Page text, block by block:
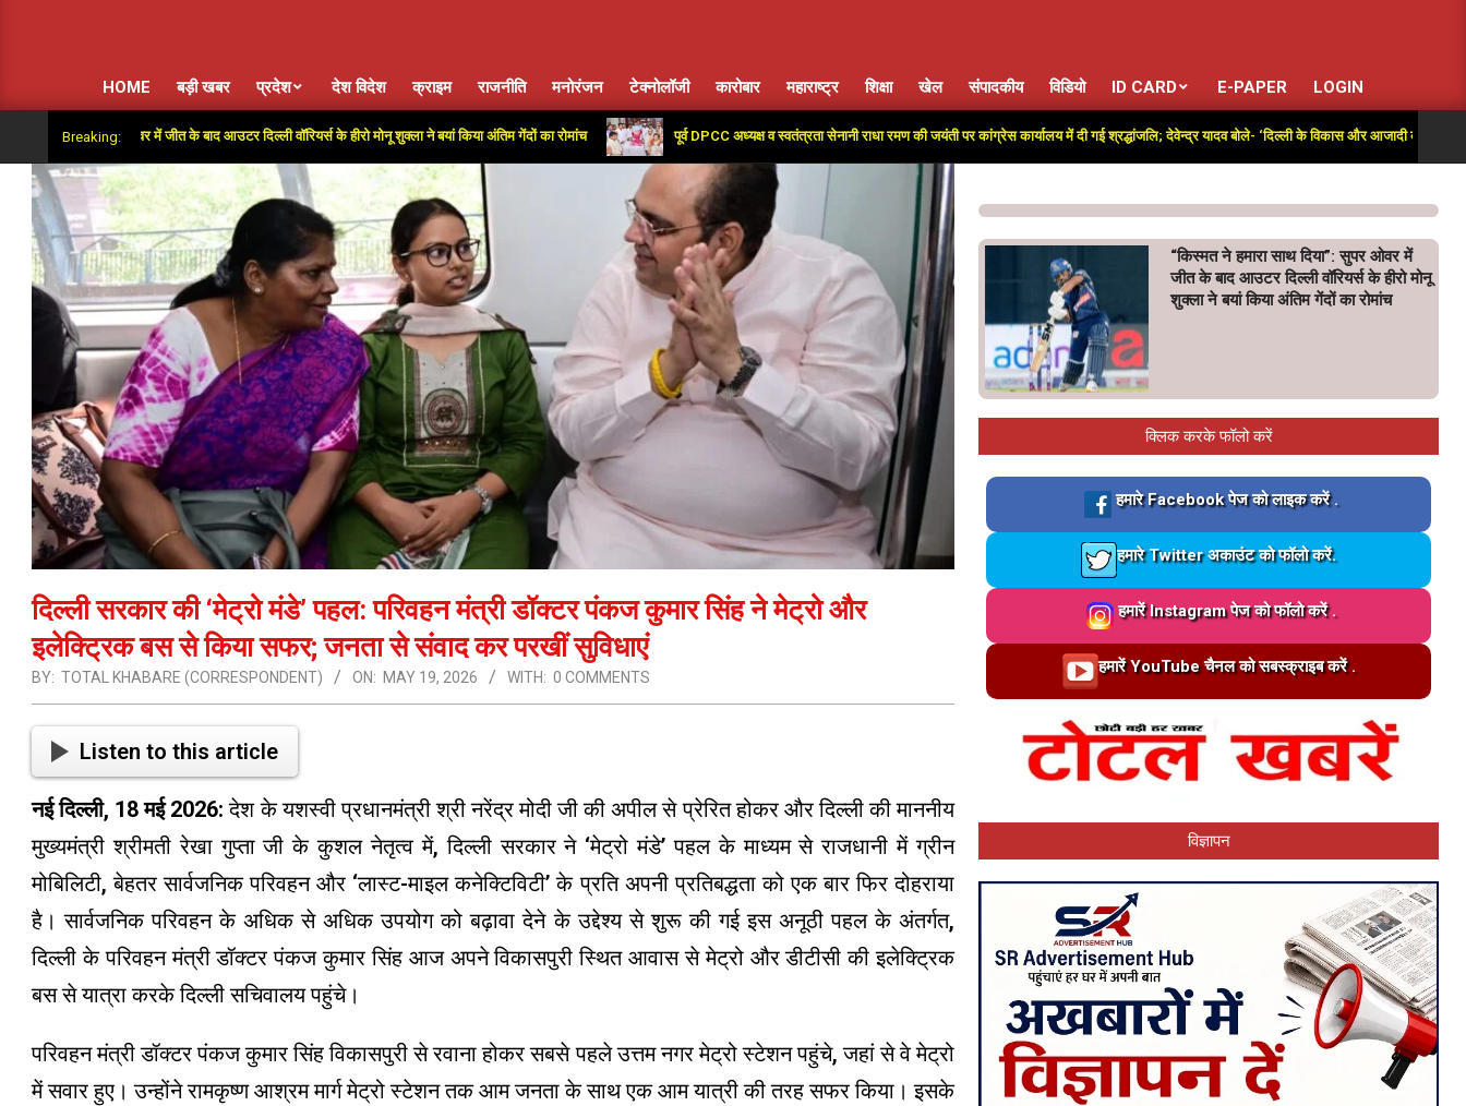
Primary
Navigation
HOME बड़ी खबर प्रदेश देश विदेश क्राइम राजनीति मनोरंजन टेक्नोलॉजी कारोबार महाराष्ट्र शिक्षा खेल संपादकीय विडियो ID CARD E-PAPER LOGIN
Breaking:
सुपर ओवर में जीत के बाद आउटर दिल्ली वॉरियर्स के हीरो मोनू शुक्ला ने बयां किया अंतिम गेंदों का रोमांच पूर्व DPCC अध्यक्ष व स्वतंत्रता सेनानी राधा रमण की जयंती पर कांग्रेस कार्यालय में दी गई श्रद्धांजलि; देवेन्द्र यादव बोले- ‘दिल्ली के विकास और आजादी की लड़ाई में अतुलनीय
दिल्ली सरकार की ‘मेट्रो मंडे’ पहल: परिवहन मंत्री डॉक्टर पंकज कुमार सिंह ने मेट्रो और
इलेक्ट्रिक बस से किया सफर; जनता से संवाद कर परखीं सुविधाएं
BY: TOTAL KHABARE (CORRESPONDENT) ON: MAY 19, 2026 WITH: 0 COMMENTS
Listen to this article
नई दिल्ली, 18 मई 2026: देश के यशस्वी प्रधानमंत्री श्री नरेंद्र मोदी जी की अपील से प्रेरित होकर और दिल्ली की माननीय
मुख्यमंत्री श्रीमती रेखा गुप्ता जी के कुशल नेतृत्व में, दिल्ली सरकार ने ‘मेट्रो मंडे’ पहल के माध्यम से राजधानी में ग्रीन
मोबिलिटी, बेहतर सार्वजनिक परिवहन और ‘लास्ट-माइल कनेक्टिविटी’ के प्रति अपनी प्रतिबद्धता को एक बार फिर दोहराया
है। सार्वजनिक परिवहन के अधिक से अधिक उपयोग को बढ़ावा देने के उद्देश्य से शुरू की गई इस अनूठी पहल के अंतर्गत,
दिल्ली के परिवहन मंत्री डॉक्टर पंकज कुमार सिंह आज अपने विकासपुरी स्थित आवास से मेट्रो और डीटीसी की इलेक्ट्रिक
बस से यात्रा करके दिल्ली सचिवालय पहुंचे।
परिवहन मंत्री डॉक्टर पंकज कुमार सिंह विकासपुरी से रवाना होकर सबसे पहले उत्तम नगर मेट्रो स्टेशन पहुंचे, जहां से वे मेट्रो
में सवार हुए। उन्होंने रामकृष्ण आश्रम मार्ग मेट्रो स्टेशन तक आम जनता के साथ एक आम यात्री की तरह सफर किया। इसके
“किस्मत ने हमारा साथ दिया”: सुपर ओवर में
जीत के बाद आउटर दिल्ली वॉरियर्स के हीरो मोनू
शुक्ला ने बयां किया अंतिम गेंदों का रोमांच
क्लिक करके फॉलो करें
Loading…
हमारे Facebook पेज को लाइक करें .
Loading…
हमारे Twitter अकाउंट को फॉलो करें.
Loading…
हमारें Instagram पेज को फॉलो करें .
Loading…हमारें YouTube चैनल को सबस्क्राइब करें .
विज्ञापन